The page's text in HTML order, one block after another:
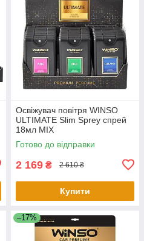
Освіжувач повітря WINSO
ULTIMATE Slim Sprey спрей
18мл MIX
Готово до відправки
2 169 ₴ 2 610 ₴
Купити
–17%